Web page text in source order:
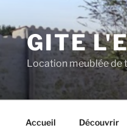
GITE
Location meublée de
Accueil Découvrir